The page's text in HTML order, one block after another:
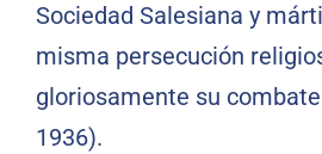
Sociedad Salesiana y
misma persecución
gloriosamente su
1936).